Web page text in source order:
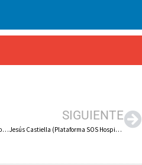
El PSOE de Calahorra denuncia que el presupuesto de 2026 es «una oportunidad perdida» con «venta de patrimonio para derrochar en inversión improductiva»
SIGUIENTE
Jesús Castiella (Plataforma SOS Hospital de Calahorra) afirma que Oftalmología «está a punto de desmantelarse»